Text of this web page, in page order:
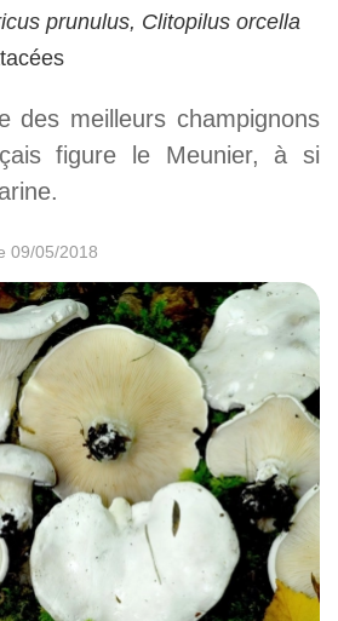
prunulus, Clitopilus orcella
des meilleurs champignons
figure le Meunier, à si
09/05/2018